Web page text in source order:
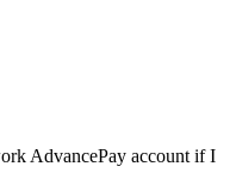
AdvancePay account if I